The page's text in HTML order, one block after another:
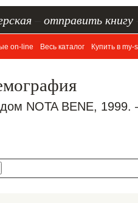
отправить книгу
on-line Весь каталог Купить в my-
NOTA BENE, 1999.